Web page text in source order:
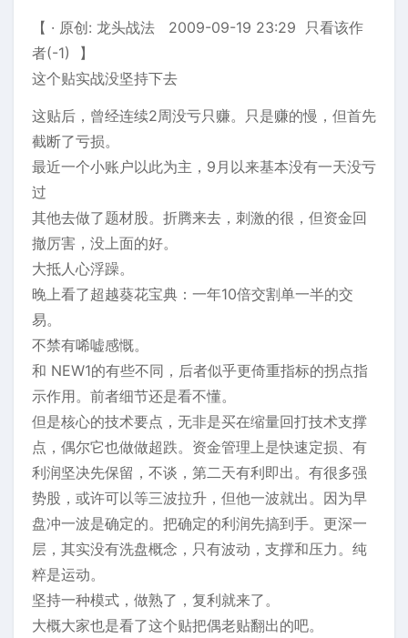
【 · 原创: 龙头战法 2009-09-19 23:29 只看该作
者(-1) 】
这个贴实战没坚持下去
这贴后，曾经连续2周没亏只赚。只是赚的慢，但首先
截断了亏损。
最近一个小账户以此为主，9月以来基本没有一天没亏
过
其他去做了题材股。折腾来去，刺激的很，但资金回
撤厉害，没上面的好。
大抵人心浮躁。
晚上看了超越葵花宝典：一年10倍交割单一半的交
易。
不禁有唏嘘感慨。
和 NEW1的有些不同，后者似乎更倚重指标的拐点指
示作用。前者细节还是看不懂。
但是核心的技术要点，无非是买在缩量回打技术支撑
点，偶尔它也做做超跌。资金管理上是快速定损、有
利润坚决先保留，不谈，第二天有利即出。有很多强
势股，或许可以等三波拉升，但他一波就出。因为早
盘冲一波是确定的。把确定的利润先搞到手。更深一
层，其实没有洗盘概念，只有波动，支撑和压力。纯
粹是运动。
坚持一种模式，做熟了，复利就来了。
大概大家也是看了这个贴把偶老贴翻出的吧。